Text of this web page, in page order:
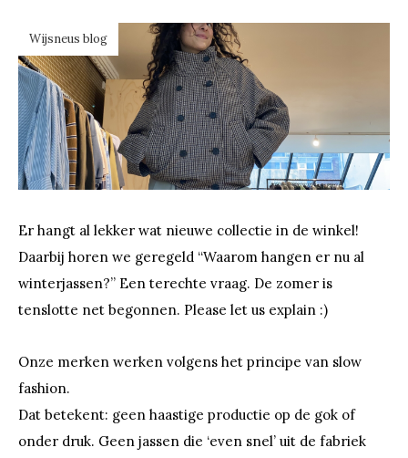
Wijsneus blog
Er hangt al lekker wat nieuwe collectie in de winkel!
Daarbij horen we geregeld “Waarom hangen er nu al
winterjassen?” Een terechte vraag. De zomer is
tenslotte net begonnen. Please let us explain :)
Onze merken werken volgens het principe van slow
fashion.
Dat betekent: geen haastige productie op de gok of
onder druk. Geen jassen die ‘even snel’ uit de fabriek